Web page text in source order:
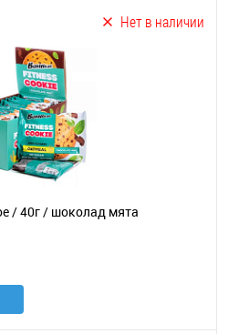
Нет в наличии
/ 40г / шоколад мята